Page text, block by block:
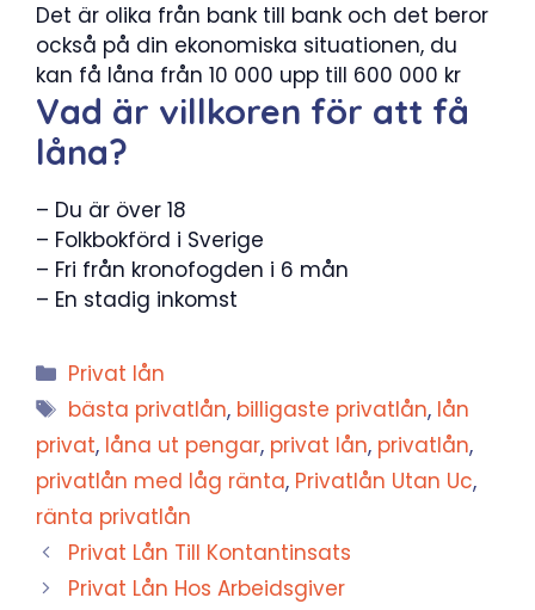
Det är olika från bank till bank och det beror
också på din ekonomiska situationen, du
kan få låna från 10 000 upp till 600 000 kr
Vad är villkoren för att få
låna?
– Du är över 18
– Folkbokförd i Sverige
– Fri från kronofogden i 6 mån
– En stadig inkomst
Kategorier
Privat lån
Etiketter
bästa privatlån, billigaste privatlån, lån
privat, låna ut pengar, privat lån, privatlån,
privatlån med låg ränta, Privatlån Utan Uc,
ränta privatlån
Privat Lån Till Kontantinsats
Privat Lån Hos Arbeidsgiver